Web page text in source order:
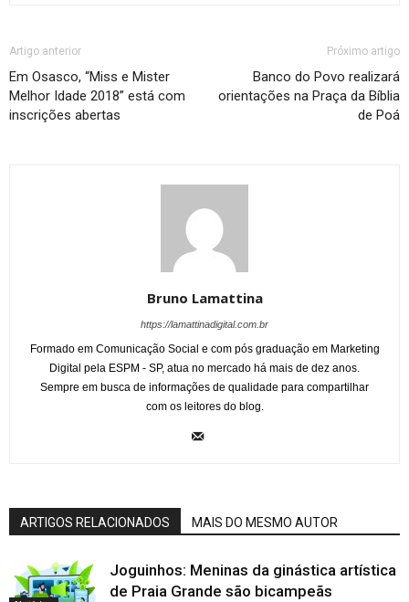
Artigo anterior
Em Osasco, “Miss e Mister
Melhor Idade 2018” está com
inscrições abertas
Próximo artigo
Banco do Povo realizará
orientações na Praça da Bíblia
de Poá
Bruno Lamattina
https://lamattinadigital.com.br
Formado em Comunicação Social e com pós graduação em Marketing
Digital pela ESPM - SP, atua no mercado há mais de dez anos.
Sempre em busca de informações de qualidade para compartilhar
com os leitores do blog.
ARTIGOS RELACIONADOS MAIS DO MESMO AUTOR
Joguinhos: Meninas da ginástica artística
de Praia Grande são bicampeãs